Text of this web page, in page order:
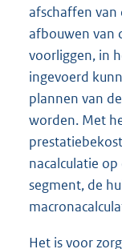
afschaffen van
afbouwen van
voorliggen, in
ingevoerd
plannen van
worden. Met
nacalculatie
segment, de
Het is voor